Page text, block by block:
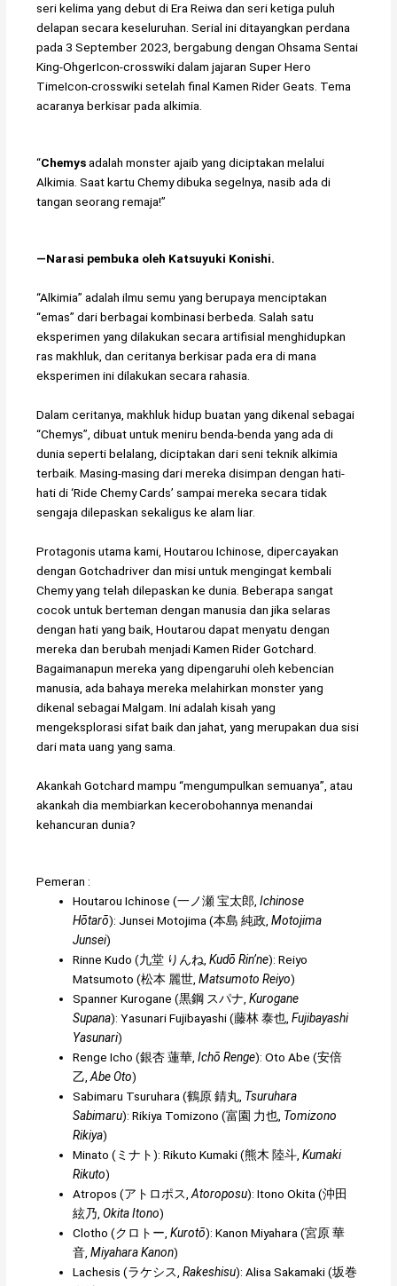
seri kelima yang debut di Era Reiwa dan seri ketiga puluh
delapan secara keseluruhan. Serial ini ditayangkan perdana
pada 3 September 2023, bergabung dengan Ohsama Sentai
King-OhgerIcon-crosswiki dalam jajaran Super Hero
TimeIcon-crosswiki setelah final Kamen Rider Geats. Tema
acaranya berkisar pada alkimia.
“Chemysadalah monster ajaib yang diciptakan melalui
Alkimia. Saat kartu Chemy dibuka segelnya, nasib ada di
tangan seorang remaja!”
―Narasi pembuka oleh Katsuyuki Konishi.
“Alkimia” adalah ilmu semu yang berupaya menciptakan
“emas” dari berbagai kombinasi berbeda. Salah satu
eksperimen yang dilakukan secara artifisial menghidupkan
ras makhluk, dan ceritanya berkisar pada era di mana
eksperimen ini dilakukan secara rahasia.
Dalam ceritanya, makhluk hidup buatan yang dikenal sebagai
“Chemys”, dibuat untuk meniru benda-benda yang ada di
dunia seperti belalang, diciptakan dari seni teknik alkimia
terbaik. Masing-masing dari mereka disimpan dengan hati-
hati di ‘Ride Chemy Cards’ sampai mereka secara tidak
sengaja dilepaskan sekaligus ke alam liar.
Protagonis utama kami, Houtarou Ichinose, dipercayakan
dengan Gotchadriver dan misi untuk mengingat kembali
Chemy yang telah dilepaskan ke dunia. Beberapa sangat
cocok untuk berteman dengan manusia dan jika selaras
dengan hati yang baik, Houtarou dapat menyatu dengan
mereka dan berubah menjadi Kamen Rider Gotchard.
Bagaimanapun mereka yang dipengaruhi oleh kebencian
manusia, ada bahaya mereka melahirkan monster yang
dikenal sebagai Malgam. Ini adalah kisah yang
mengeksplorasi sifat baik dan jahat, yang merupakan dua sisi
dari mata uang yang sama.
Akankah Gotchard mampu “mengumpulkan semuanya”, atau
akankah dia membiarkan kecerobohannya menandai
kehancuran dunia?
Pemeran :
Houtarou Ichinose (一ノ瀬 宝太郎 Ichinose
Hōtarō): Junsei Motojima (本島 純政 Motojima
Junsei)
Rinne Kudo (九堂 りんね Kudō Rin’ne): Reiyo
Matsumoto (松本 麗世 Matsumoto Reiyo)
Spanner Kurogane (黒鋼 スパナ Kurogane
Supana): Yasunari Fujibayashi (藤林 泰也 Fujibayashi
Yasunari)
Renge Icho (銀杏 蓮華 Ichō Renge): Oto Abe (安倍
乙 Abe Oto)
Sabimaru Tsuruhara (鶴原 錆丸 Tsuruhara
Sabimaru): Rikiya Tomizono (富園 力也 Tomizono
Rikiya)
Minato (ミナト): Rikuto Kumaki (熊木 陸斗 Kumaki
Rikuto)
Atropos (アトロポス Atoroposu): Itono Okita (沖田
絃乃 Okita Itono)
Clotho (クロトー Kurotō): Kanon Miyahara (宮原 華
音 Miyahara Kanon)
Lachesis (ラケシス Rakeshisu): Alisa Sakamaki (坂巻